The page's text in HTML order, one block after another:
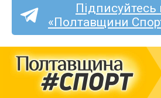
Підписуйтесь
«Полтавщини